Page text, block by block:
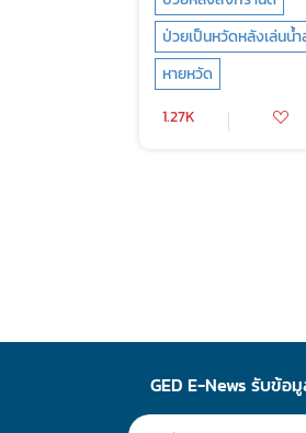
ป่วยเป็นหวัดหลังเล่นน้
หายหวัด
1.27K
GED E-News รับข้อ